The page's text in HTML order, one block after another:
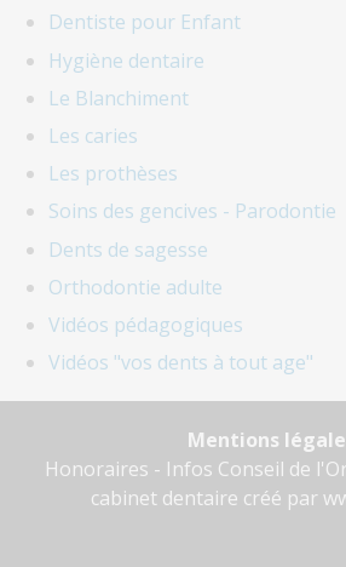
Dentiste pour Enfant
Hygiène dentaire
Le Blanchiment
Les caries
Les prothèses
Soins des gencives - Parodontie
Dents de sagesse
Orthodontie adulte
Vidéos pédagogiques
Vidéos "vos dents à tout age"
Mentions
Honoraires - Infos Conseil de
cabinet dentaire créé par